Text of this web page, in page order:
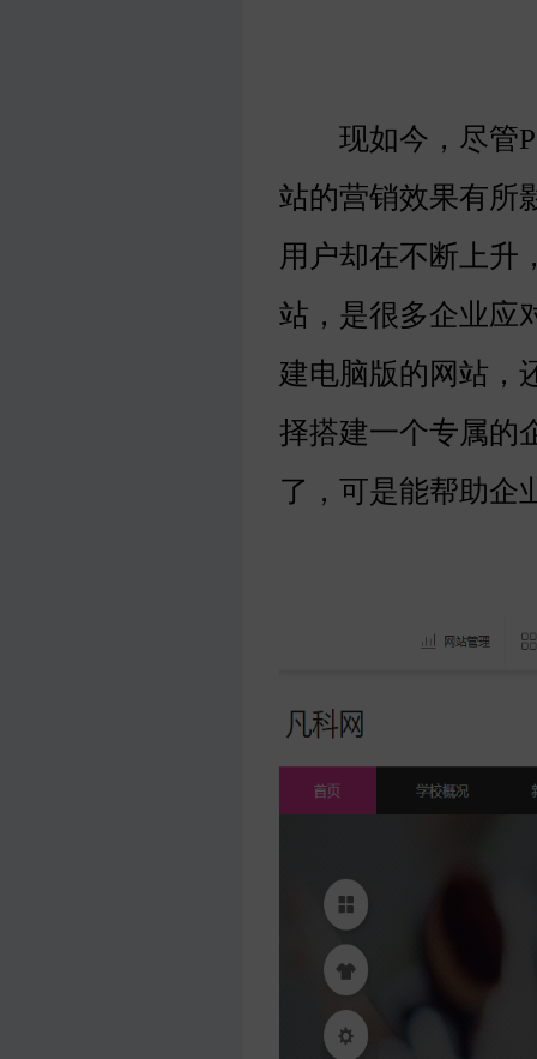
现如今，尽管
站的营销效果有所
用户却在不断上升
站，是很多企业应
建电脑版的网站，
择搭建一个专属的
了，可是能帮助